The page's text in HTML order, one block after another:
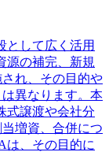
として広く活用
源の補完、新規
れ、その目的や
異なります。本
式譲渡や会社分
増資、合併につ
は、その目的に